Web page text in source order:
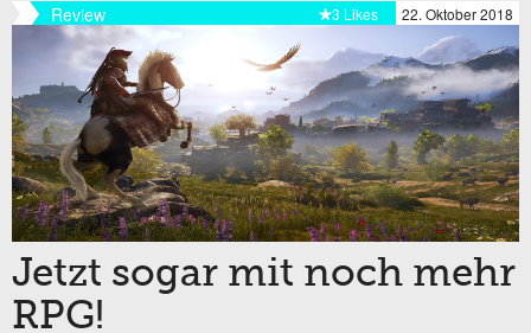
Review 22. Oktober 2018
3 Likes
Jetzt sogar mit noch mehr
RPG!